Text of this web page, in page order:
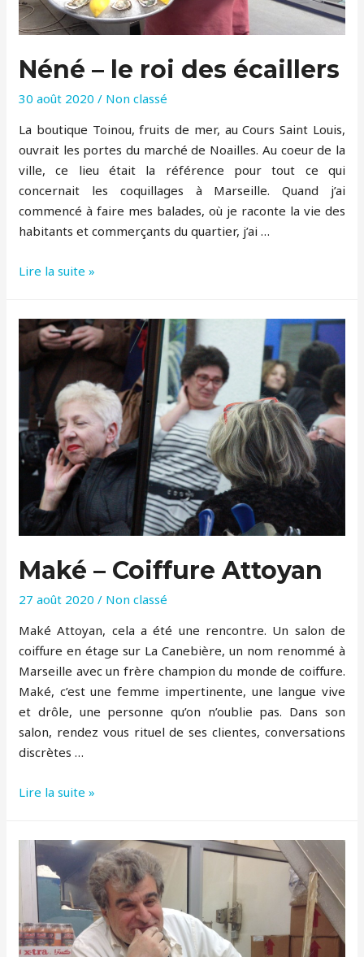
Néné – le roi des écaillers
30 août 2020 / Non classé
La boutique Toinou, fruits de mer, au Cours Saint Louis,
ouvrait les portes du marché de Noailles. Au coeur de la
ville, ce lieu était la référence pour tout ce qui
concernait les coquillages à Marseille. Quand j’ai
commencé à faire mes balades, où je raconte la vie des
habitants et commerçants du quartier, j’ai …
Néné
roi
des
écaillers
Lire la suite »
Maké – Coiffure Attoyan
27 août 2020 / Non classé
Maké Attoyan, cela a été une rencontre. Un salon de
coiffure en étage sur La Canebière, un nom renommé à
Marseille avec un frère champion du monde de coiffure.
Maké, c’est une femme impertinente, une langue vive
et drôle, une personne qu’on n’oublie pas. Dans son
salon, rendez vous rituel de ses clientes, conversations
discrètes …
Maké
Attoyan
Lire la suite »